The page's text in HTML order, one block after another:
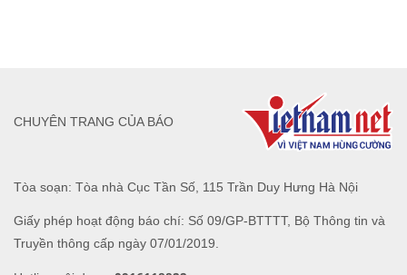
Tòa soạn: Tòa nhà Cục Tần Số, 115 Trần Duy Hưng Hà Nội
Giấy phép hoạt động báo chí: Số 09/GP-BTTTT, Bộ Thông tin và
Truyền thông cấp ngày 07/01/2019.
CHUYÊN TRANG CỦA BÁO